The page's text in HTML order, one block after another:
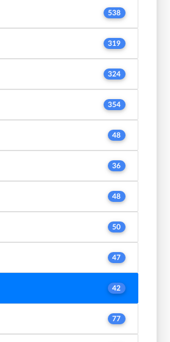
538
319
324
354
48
36
48
50
47
42
77